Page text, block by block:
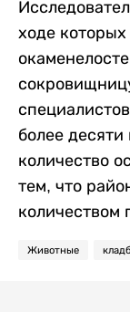
ходе
более
количество
тем, что
количеством
Животные